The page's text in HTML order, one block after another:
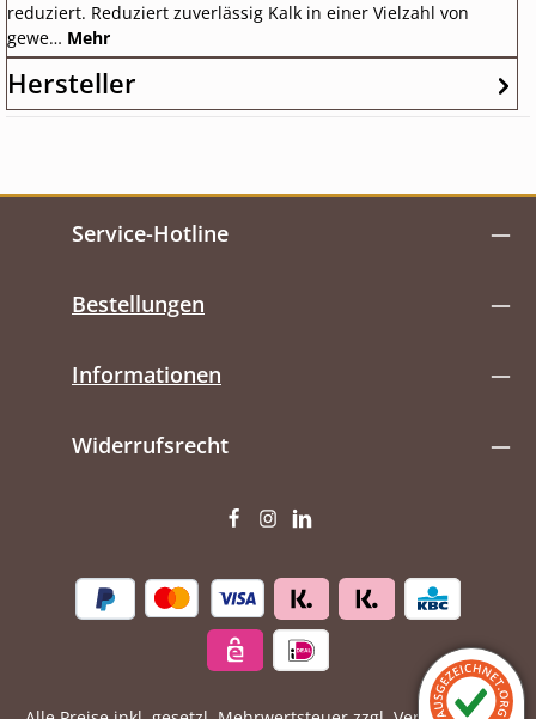
reduziert. Reduziert zuverlässig Kalk in einer Vielzahl von
gewe… Mehr
Hersteller
Service-Hotline
Bestellungen
Informationen
Widerrufsrecht